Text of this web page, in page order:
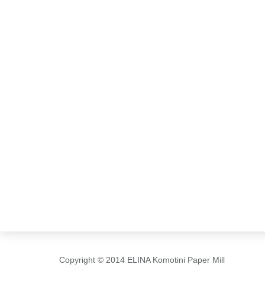
Copyright © 2014 ELINA Komotini Paper Mill